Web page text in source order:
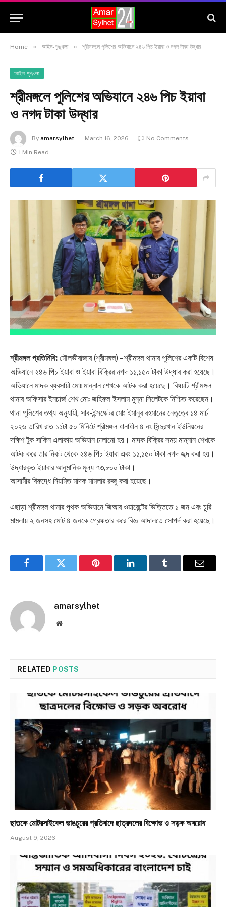
Home » আইন-শৃঙ্খলা » শ্রীমঙ্গলে পুলিশের অভিযানে ২৪৬ পিচ ইয়াবা ও নগদ টাকা উদ্ধার
আইন-শৃঙ্খলা
শ্রীমঙ্গলে পুলিশের অভিযানে ২৪৬ পিচ ইয়াবা
ও নগদ টাকা উদ্ধার
By amarsylhet March 16, 2026
No Comments
1 Min Read
শ্রীমঙ্গল প্রতিনিধি: মৌলভীবাজার (শ্রীমঙ্গল) – শ্রীমঙ্গল থানার পুলিশের একটি বিশেষ
অভিযানে ২৪৬ পিচ ইয়াবা ও ইয়াবা বিক্রির নগদ ১১,১৫০ টাকা উদ্ধার করা হয়েছে।
অভিযানে মাদক ব্যবসায়ী মোঃ মান্নান শেখকে আটক করা হয়েছে। বিষয়টি শ্রীমঙ্গল
থানার অফিসার ইনচার্জ শেখ মোঃ জহিরুল ইসলাম মুন্না সিলেটকে নিশ্চিত করেছেন।
থানা পুলিশের তথ্য অনুযায়ী, সাব-ইন্সপেক্টর মোঃ ইমানুর রহমানের নেতৃত্বে ১৪ মার্চ
২০২৬ তারিখ রাত ১১টা ৫০ মিনিটে শ্রীমঙ্গল ধানাধীন ৪ নং সিন্দুরখান ইউনিয়নের
দক্ষিণ টুক সাকিন এলাকায় অভিযান চালানো হয়। মাদক বিক্রির সময় মান্নান শেখকে
আটক করে তার নিকট থেকে ২৪৬ পিচ ইয়াবা এবং ১১,১৫০ টাকা নগদ জব্দ করা হয়।
উদ্ধারকৃত ইয়াবার আনুমানিক মূল্য ৭৩,৮০০ টাকা।
আসামীর বিরুদ্ধে নিয়মিত মাদক মামলার রুজু করা হয়েছে।
এছাড়া শ্রীমঙ্গল থানার পৃথক অভিযানে জিআর ওয়ারেন্টের ভিত্তিতে ১ জন এবং চুরি
মামলায় ২ জনসহ মোট ৪ জনকে গ্রেফতার করে বিজ্ঞ আদালতে সোপর্দ করা হয়েছে।
FacebookTwitter Pinterest LinkedInTumblr Email
amarsylhet
Website
RELATED POSTS
ছাতকে মোটরসাইকেল ভাঙচুরের প্রতিবাদে ছাত্রদলের বিক্ষোভ ও সড়ক অবরোধ
August 9, 2026